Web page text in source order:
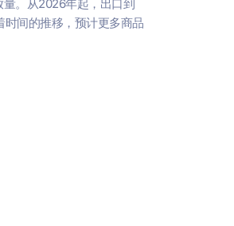
。从2026年起，出口到
间的推移，预计更多商品